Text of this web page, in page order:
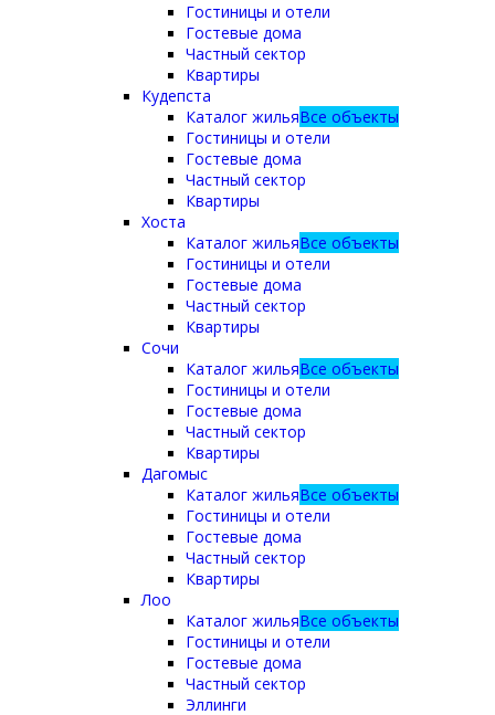
Гостиницы и отели
Гостевые дома
Частный сектор
Квартиры
Кудепста
Каталог жильяВсе объекты
Гостиницы и отели
Гостевые дома
Частный сектор
Квартиры
Хоста
Каталог жильяВсе объекты
Гостиницы и отели
Гостевые дома
Частный сектор
Квартиры
Сочи
Каталог жильяВсе объекты
Гостиницы и отели
Гостевые дома
Частный сектор
Квартиры
Дагомыс
Каталог жильяВсе объекты
Гостиницы и отели
Гостевые дома
Частный сектор
Квартиры
Лоо
Каталог жильяВсе объекты
Гостиницы и отели
Гостевые дома
Частный сектор
Эллинги